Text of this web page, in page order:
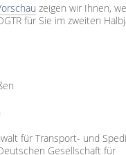
zeigen wir Ihnen,
für Sie im zweiten
für Transport- und
Gesellschaft für